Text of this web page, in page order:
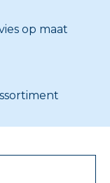
op maat